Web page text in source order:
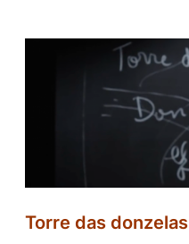
Torre das donzelas